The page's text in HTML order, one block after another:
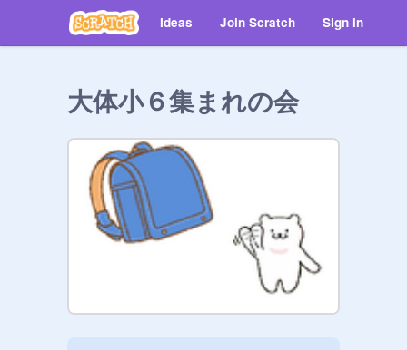
Ideas Join Scratch Sign in
大体小６集まれの会